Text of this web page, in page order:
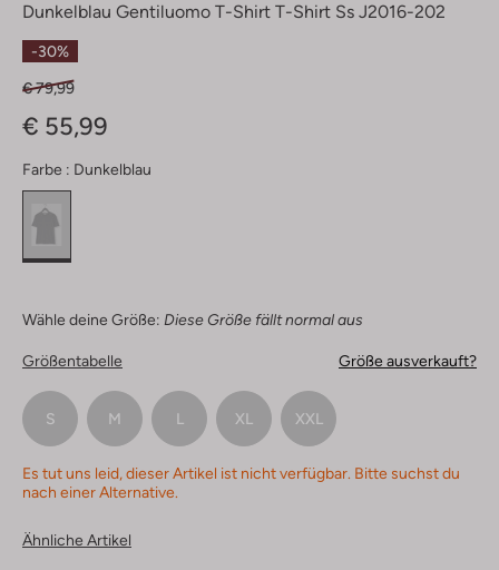
Dunkelblau Gentiluomo T-Shirt T-Shirt Ss J2016-202
-30%
€ 79,99
€ 55,99
Farbe : Dunkelblau
Wähle deine Größe: Diese Größe fällt normal aus
Größentabelle Größe ausverkauft?
S M L XL XXL
Es tut uns leid, dieser Artikel ist nicht verfügbar. Bitte suchst du
nach einer Alternative.
Ähnliche Artikel